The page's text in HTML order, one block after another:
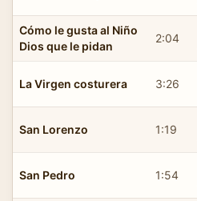
Cómo le gusta al Niño
Dios que le pidan
2:04
La Virgen costurera 3:26
San Lorenzo 1:19
San Pedro 1:54